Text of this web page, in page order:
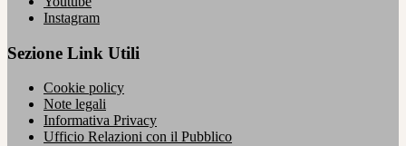
Instagram
Sezione Link Utili
Cookie policy
Note legali
Informativa Privacy
Ufficio Relazioni con il Pubblico